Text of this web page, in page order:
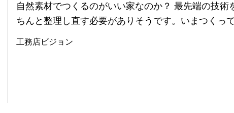
自然素材でつくるのがいい家なのか？ 最先端の技
ちんと整理し直す必要がありそうです。いまつくっ
工務店ビジョン